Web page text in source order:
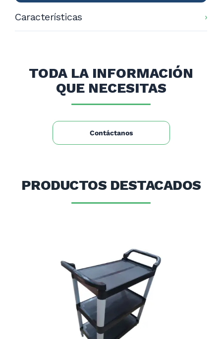
Características
Medidas: 2000x730x1200mm
Capacidad: 850 Litros
TODA LA INFORMACIÓN
QUE NECESITAS
Contáctanos
PRODUCTOS DESTACADOS